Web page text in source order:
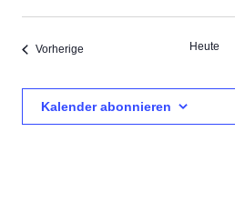
Datum
Vorherige Heute
Kalender abonnieren